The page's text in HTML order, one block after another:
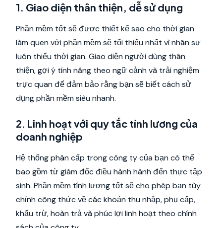
1. Giao diện thân thiện, dễ sử dụng
Phần mềm tốt sẽ được thiết kế sao cho thời gian
làm quen với phần mềm sẽ tối thiểu nhất vì nhân sự
luôn thiếu thời gian. Giao diện người dùng thân
thiện, gợi ý tính năng theo ngữ cảnh và trải nghiệm
trực quan để đảm bảo rằng bạn sẽ biết cách sử
dụng phần mềm siêu nhanh.
2. Linh hoạt với quy tắc tính lương của
doanh nghiệp
Hệ thống phân cấp trong công ty của bạn có thể
bao gồm từ giám đốc điều hành hành đến thực tập
sinh. Phần mềm tính lương tốt sẽ cho phép bạn tùy
chỉnh công thức về các khoản thu nhập, phụ cấp,
khấu trừ, hoàn trả và phúc lợi linh hoạt theo chính